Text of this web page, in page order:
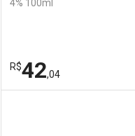
Comprar sem Desconto
Por R$ 31,99/cada
Por R$ 31,99/cada
4% 100ml
R$42,04